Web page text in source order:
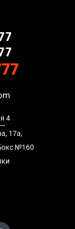
заключения
рыночной
с пробегом;
и “серых”
авто после
на регистрацию,
Водица,
для:
4
17а,
№160